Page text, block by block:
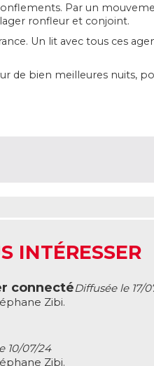
Par un
ronfleur et conjoint.
Un lit avec tous ces
de bien meilleures nuits,
INTÉRESSER
connectéDiffusée le 17/
Zibi.
10/07/24
Zibi.